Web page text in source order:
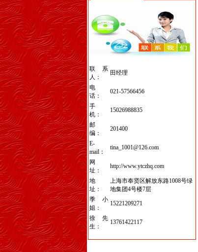
联系
人：
田经理
电
话：
021-57566456
手
机：
15026988835
邮
编：
201400
E-
mail：
tina_1001@126.com
网
址：
http://www.ytczhq.com
地
址：
上海市奉贤区解放东路1008号绿
地集团4号楼7层
季小
姐：
15221209271
徐先
生：
13761422117